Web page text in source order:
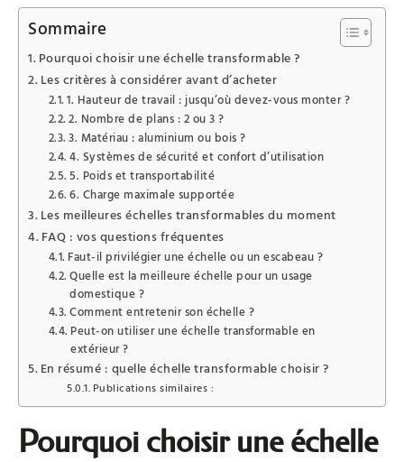
Sommaire
Pourquoi choisir une échelle transformable ?
Les critères à considérer avant d’acheter
1. Hauteur de travail : jusqu’où devez-vous monter ?
2. Nombre de plans : 2 ou 3 ?
3. Matériau : aluminium ou bois ?
4. Systèmes de sécurité et confort d’utilisation
5. Poids et transportabilité
6. Charge maximale supportée
Les meilleures échelles transformables du moment
FAQ : vos questions fréquentes
Faut-il privilégier une échelle ou un escabeau ?
Quelle est la meilleure échelle pour un usage
domestique ?
Comment entretenir son échelle ?
Peut-on utiliser une échelle transformable en
extérieur ?
En résumé : quelle échelle transformable choisir ?
Publications similaires :
Pourquoi choisir une échelle